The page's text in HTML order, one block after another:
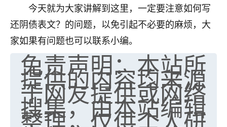
今天就为大家讲解到这里，一定要注意如何写
还阴债表文？的问题，以免引起不必要的麻烦，大
家如果有问题也可以联系小编。
免责声明：本站所
提供的内容均来源
于网友提供或网络
搜集，由本站编辑
青春168
我也想要，我也想要！
15
Jessica李
老师做不做超度法事？我想给我奶奶做超度，她今年
刚去世了。
七零老顽童 ：我母亲前年离世，刚开始我经常
做梦梦见她，后来也是朋友介绍，找到慧来老